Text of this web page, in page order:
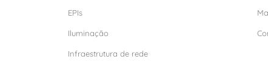
EPIs
Iluminação
Infraestrutura de rede